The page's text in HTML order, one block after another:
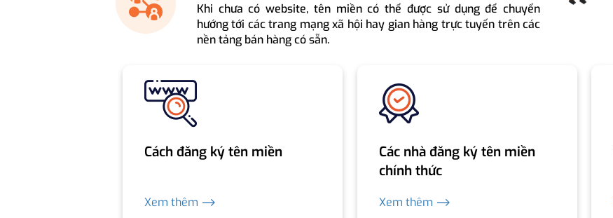
Khi chưa có website, tên miền có thể được sử dụng để chuyển
hướng tới các trang mạng xã hội hay gian hàng trực tuyến trên các
nền tảng bán hàng có sẵn.
Cách đăng ký tên miền
Xem thêm ⟶
Các nhà đăng ký tên miền
chính thức
Xem thêm ⟶